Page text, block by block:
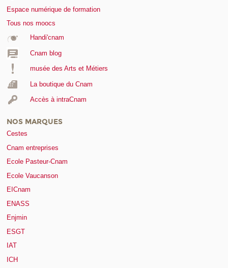
Espace numérique de formation
Tous nos moocs
Handi'cnam
Cnam blog
musée des Arts et Métiers
La boutique du Cnam
Accès à intraCnam
NOS MARQUES
Cestes
Cnam entreprises
Ecole Pasteur-Cnam
Ecole Vaucanson
EICnam
ENASS
Enjmin
ESGT
IAT
ICH